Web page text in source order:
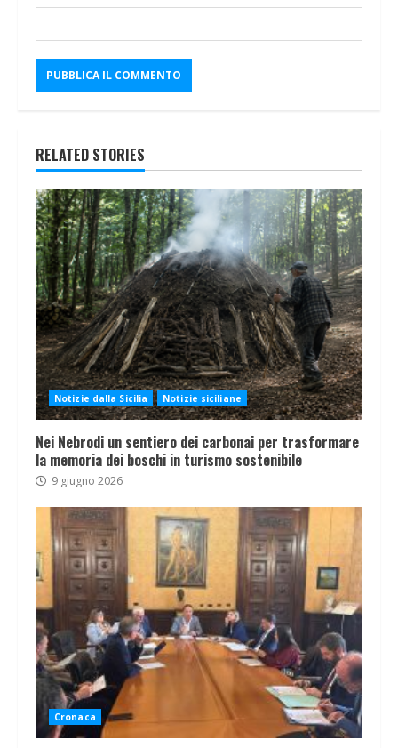
RELATED STORIES
Notizie dalla Sicilia Notizie siciliane
Nei Nebrodi un sentiero dei carbonai per trasformare
la memoria dei boschi in turismo sostenibile
9 giugno 2026
Cronaca